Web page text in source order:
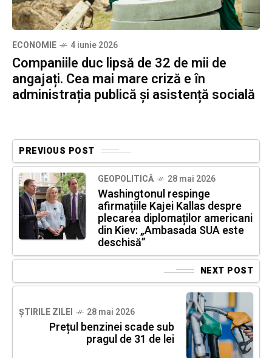
ECONOMIE 4 iunie 2026
Companiile duc lipsă de 32 de mii de
angajați. Cea mai mare criză e în
administrația publică și asistență socială
PREVIOUS POST
GEOPOLITICĂ 28 mai 2026
Washingtonul respinge
afirmațiile Kajei Kallas despre
plecarea diplomaților americani
din Kiev: „Ambasada SUA este
deschisă”
NEXT POST
ȘTIRILE ZILEI 28 mai 2026
Prețul benzinei scade sub
pragul de 31 de lei